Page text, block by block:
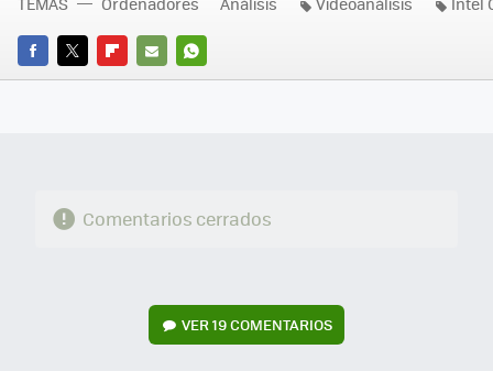
FACEBOOK
TWITTERFLIPBOARD
E-
WHATSAPP
Comentarios cerrados
VER19 COMENTARIOS